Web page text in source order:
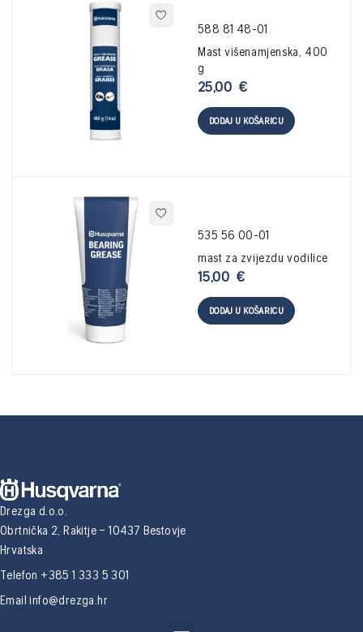
588 81 48-01
Mast višenamjenska, 400
g
25,00€
DODAJ U KOŠARICU
535 56 00-01
mast za zvijezdu vodilice
15,00€
DODAJ U KOŠARICU
Drezga d.o.o.
Obrtnička 2, Rakitje – 10437 Bestovje
Hrvatska
Telefon +385 1 333 5 301
Emailinfo@drezga.hr